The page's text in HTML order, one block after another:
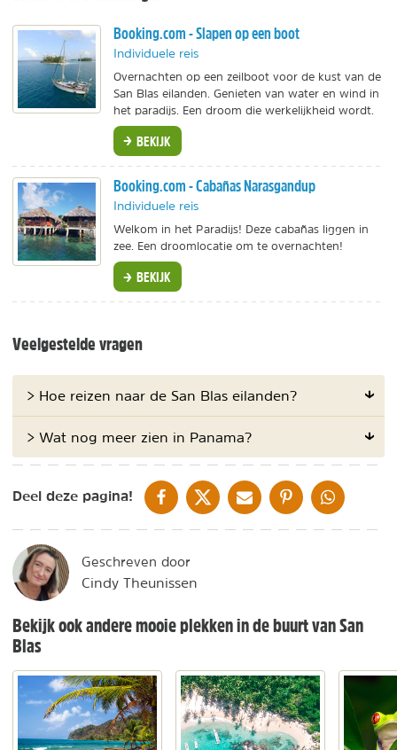
Booking.com - Slapen op een boot
Individuele reis
Overnachten op een zeilboot voor de kust van de
San Blas eilanden. Genieten van water en wind in
het paradijs. Een droom die werkelijkheid wordt.
BEKIJK
Booking.com - Cabañas Narasgandup
Individuele reis
Welkom in het Paradijs! Deze cabañas liggen in
zee. Een droomlocatie om te overnachten!
BEKIJK
Veelgestelde vragen
> Hoe reizen naar de San Blas eilanden?
> Wat nog meer zien in Panama?
Deel deze pagina! DELEN OP FACEBOOK
DELEN OP XDELEN VIA DE MAIL
DELEN OP PINTEREST
DELEN OP
Geschreven door
Cindy Theunissen
Bekijk ook andere mooie plekken in de buurt van San
Blas